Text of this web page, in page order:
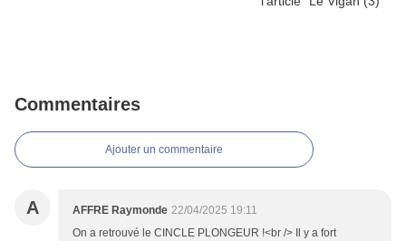
Commentaires
Ajouter un commentaire
A AFFRE Raymonde 22/04/2025 19:11
On a retrouvé le CINCLE PLONGEUR !<br /> Il y a fort